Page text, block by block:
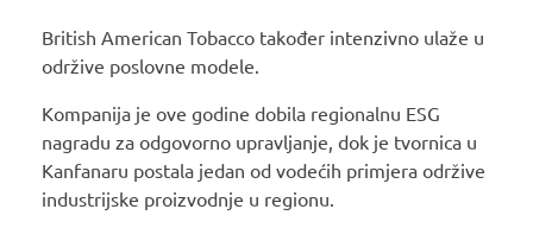
British American Tobacco također intenzivno ulaže u
održive poslovne modele.
Kompanija je ove godine dobila regionalnu ESG
nagradu za odgovorno upravljanje, dok je tvornica u
Kanfanaru postala jedan od vodećih primjera održive
industrijske proizvodnje u regionu.